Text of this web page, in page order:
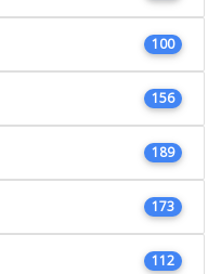
100
156
189
173
112